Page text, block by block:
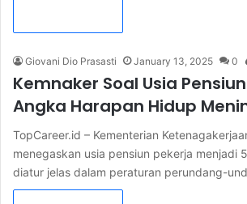
Giovani Dio Prasasti January 13, 2025 0
Kemnaker Soal Usia
Angka Harapan Hidup
TopCareer.id – Kementerian
menegaskan usia pensiun pekerja menjadi
diatur jelas dalam peraturan perundang-